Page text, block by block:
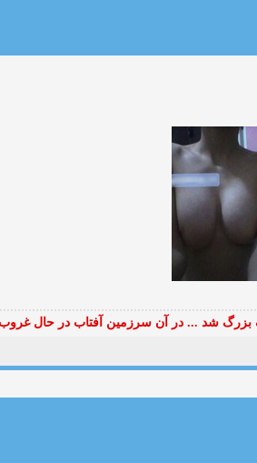
بزرگ شد ... در آن سرزمین آفتاب در حال